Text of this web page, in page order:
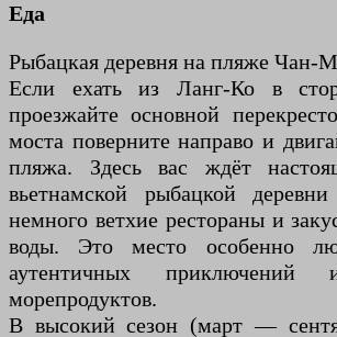
Еда
Рыбацкая деревня на пляже Чан-
Если ехать из Ланг-Ко в
проезжайте основной
моста поверните направо и
пляжа. Здесь вас ждёт
вьетнамской рыбацкой
немного ветхие рестораны и
воды. Это место особенно
аутентичных приключений
морепродуктов.
В высокий сезон (март —